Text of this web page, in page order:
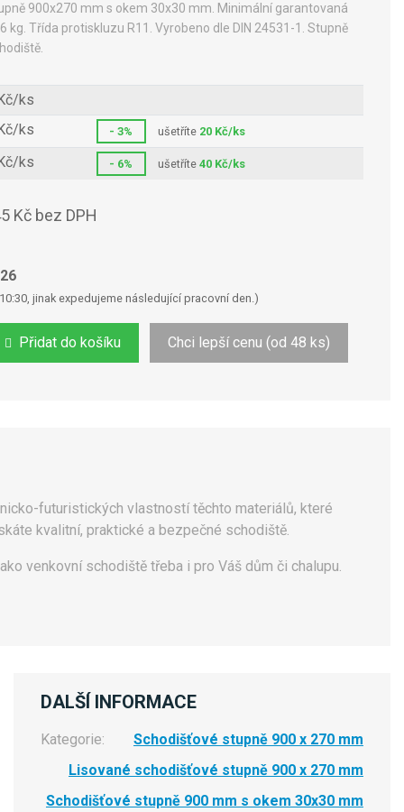
900x270 mm s okem 30x30 mm. Minimální garantovaná
kg. Třída protiskluzu R11. Vyrobeno dle DIN 24531-1. Stupně
ks
ks
- 3% ušetříte 20 Kč/ks
ks - 6% ušetříte 40 Kč/ks
Kč bez DPH
jinak expedujeme následující pracovní den.)
Přidat do košíku Chci lepší cenu (od 48 ks)
futuristických vlastností těchto materiálů, které
kvalitní, praktické a bezpečné schodiště.
venkovní schodiště třeba i pro Váš dům či chalupu.
DALŠÍ INFORMACE
Kategorie:
Schodišťové stupně 900 x 270 mm
Lisované schodišťové stupně 900 x 270 mm
Schodišťové stupně 900 mm s okem 30x30 mm